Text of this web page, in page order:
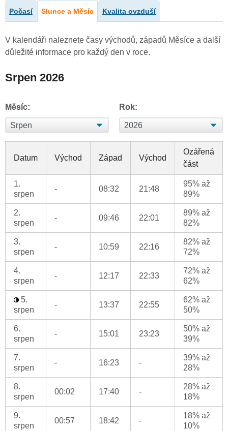
Počasí Slunce a Měsíc Kvalita ovzduší
V kalendáři naleznete časy východů, západů Měsíce a další
důležité informace pro každý den v roce.
Srpen 2026
Měsíc: Rok:
Datum Východ Západ Východ
Ozářená
část
1.
srpen
- 08:32 21:48
95% až
89%
2.
srpen
- 09:46 22:01
89% až
82%
3.
srpen
- 10:59 22:16
82% až
72%
4.
srpen
- 12:17 22:33
72% až
62%
5.
srpen
- 13:37 22:55
62% až
50%
6.
srpen
- 15:01 23:23
50% až
39%
7.
srpen
- 16:23 -
39% až
28%
8.
srpen
00:02 17:40 -
28% až
18%
9.
srpen
00:57 18:42 -
18% až
10%